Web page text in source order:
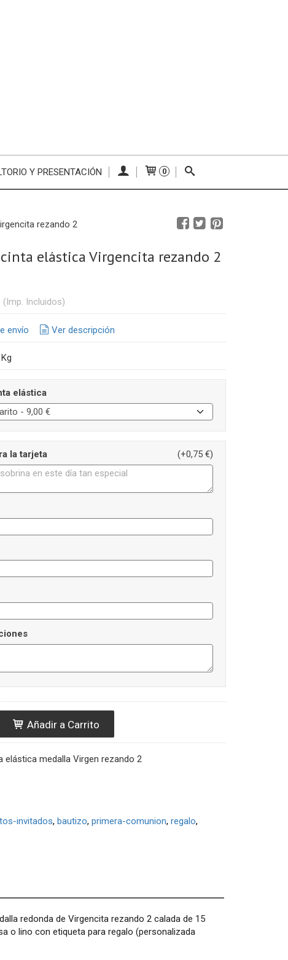
Y PRESENTACIÓN 0
rezando 2
elástica Virgencita rezando 2
(Imp. Incluidos)
envío Ver descripción
elástica
la tarjeta (+0,75 €)
Añadir a Carrito
elástica medalla Virgen rezando 2
invitados bautizo primera-comunion regalo
redonda de Virgencita rezando 2 calada de 15
o lino con etiqueta para regalo (personalizada